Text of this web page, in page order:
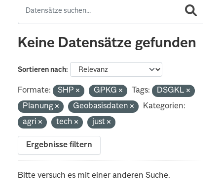
Keine Datensätze gefunden
Sortieren nach
Formate: SHP GPKG Tags:
DSGKL
Planung
Geobasisdaten
Kategorien:
agri
tech just
Ergebnisse filtern
Bitte versuch es mit einer anderen Suche.